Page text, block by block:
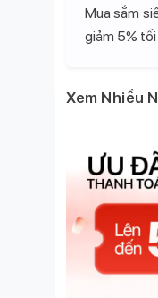
Mua sắm
giảm 5%
Xem Nhiều